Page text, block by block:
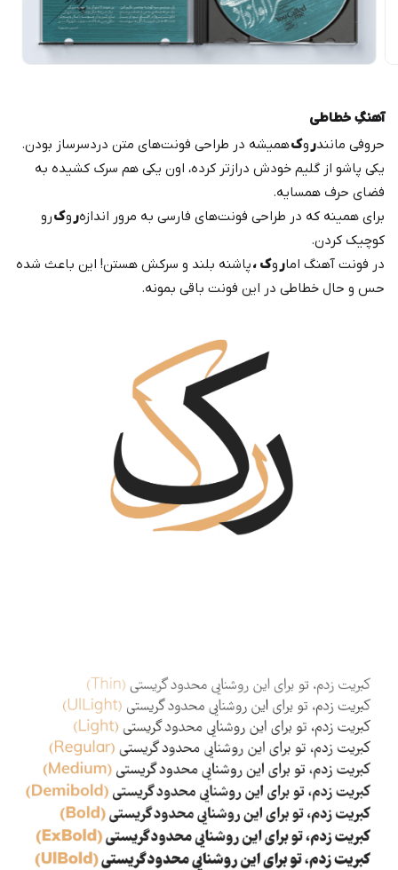
آهنگِ خطاطی
حروفی مانندر وکهمیشه در طراحی فونت‌های متن دردسرساز بودن.
یکی پاشو از گلیم خودش درازتر کرده، اون یکی هم سرک کشیده به
فضای حرف همسایه.
برای همینه که در طراحی فونت‌های فارسی به مرور اندازهر وکرو
کوچیک کردن.
در فونت آهنگ امار وک ،پاشنه بلند و سرکش هستن! این باعث شده
حس و حال خطاطی در این فونت باقی بمونه.